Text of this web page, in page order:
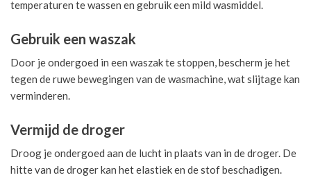
temperaturen te wassen en gebruik een mild wasmiddel.
Gebruik een waszak
Door je ondergoed in een waszak te stoppen, bescherm je het
tegen de ruwe bewegingen van de wasmachine, wat slijtage kan
verminderen.
Vermijd de droger
Droog je ondergoed aan de lucht in plaats van in de droger. De
hitte van de droger kan het elastiek en de stof beschadigen.